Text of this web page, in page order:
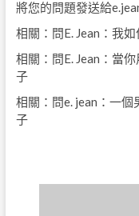
將您的問題發送給
相關：問E. Jean：我
相關：問E. Jean：當
子
相關：問e. jean：一
子